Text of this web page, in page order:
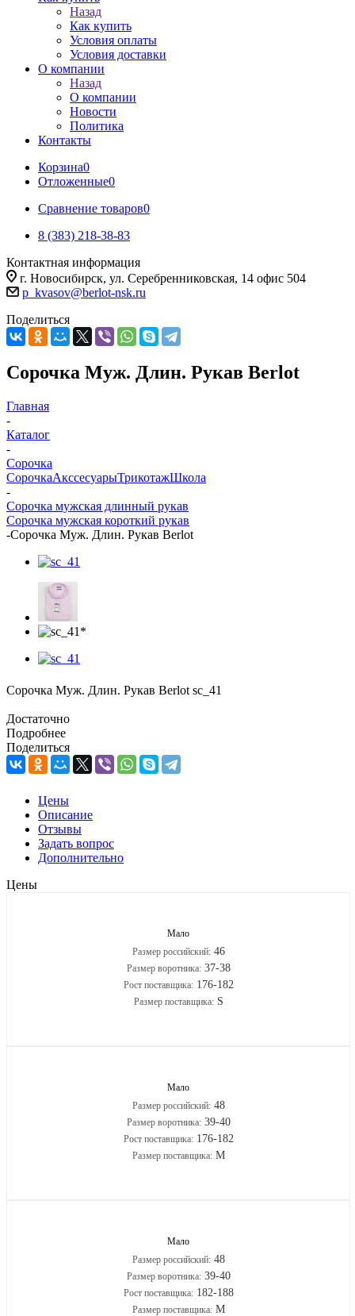
Назад
Как купить
Условия оплаты
Условия доставки
О компании
Назад
О компании
Новости
Политика
Контакты
Корзина0
Отложенные0
Сравнение товаров0
8 (383) 218-38-83
Контактная информация
г. Новосибирск, ул. Серебренниковская, 14 офис 504
p_kvasov@berlot-nsk.ru
Поделиться
Сорочка Муж. Длин. Рукав Berlot
Главная
-
Каталог
-
Сорочка
СорочкаАкссесуарыТрикотажШкола
-
Сорочка мужская длинный рукав
Сорочка мужская короткий рукав
-Сорочка Муж. Длин. Рукав Berlot
Сорочка Муж. Длин. Рукав Berlot sc_41
Достаточно
Подробнее
Поделиться
Цены
Описание
Отзывы
Задать вопрос
Дополнительно
Цены
Мало
Размер российский: 46
Размер воротника: 37-38
Рост поставщика: 176-182
Размер поставщика: S
Мало
Размер российский: 48
Размер воротника: 39-40
Рост поставщика: 176-182
Размер поставщика: M
Мало
Размер российский: 48
Размер воротника: 39-40
Рост поставщика: 182-188
Размер поставщика: M